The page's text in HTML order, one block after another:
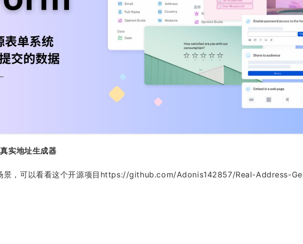
实地址生成器
，可以看看这个开源项目 https://github.com/Adonis142857/Real-Address-